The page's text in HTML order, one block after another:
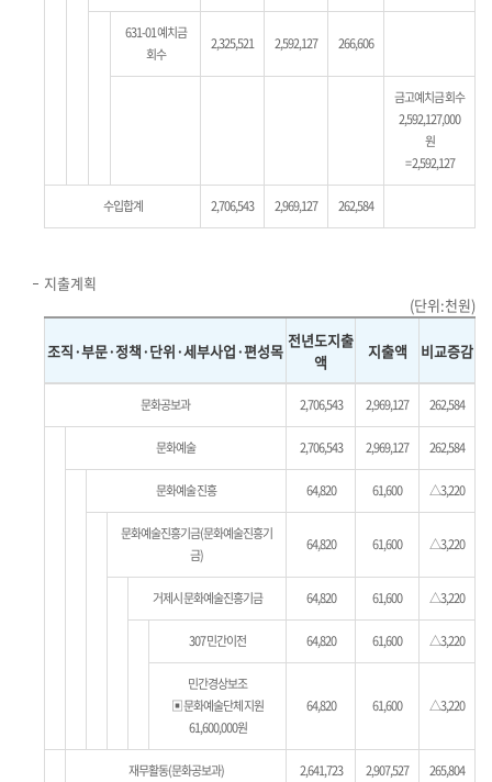
631-01 예치금
회수
2,325,521 2,592,127 266,606
금고예치금 회수
2,592,127,000
원
= 2,592,127
수입합계 2,706,543 2,969,127 262,584
지출계획
(단위:천원)
조직·부문·정책·단위·세부사업·편성목
전년도지출
액
지출액 비교증감
문화공보과 2,706,543 2,969,127 262,584
문화예술 2,706,543 2,969,127 262,584
문화예술 진흥 64,820 61,600 △3,220
문화예술진흥기금(문화예술진흥기
금)
64,820 61,600 △3,220
거제시 문화예술진흥기금 64,820 61,600 △3,220
307 민간이전 64,820 61,600 △3,220
민간경상보조
▣ 문화예술단체 지원
61,600,000원
64,820 61,600 △3,220
재무활동(문화공보과) 2,641,723 2,907,527 265,804